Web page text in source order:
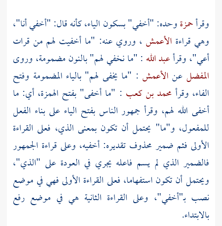
وقرأحمزةوحده: "أخفي" بسكون الياء، كأنه قال: "أخفي أنا"،
وهي قراءة الأعمش ، وروي عنه: "ما أخفيت لهم من قرات
أعي"، وقرأعبد الله : "ما نخفي لهم" بالنون مضمومة، وروى
المفضل عن الأعمش : "ما يخفى لهم" بالياء المضمومة وفتح
الفاء، وقرأ محمد بن كعب : "ما أخفى" بفتح الهمزة، أي: ما
أخفى الله لهم، وقرأ جمهور الناس بفتح الياء على بناء الفعل
للمفعول، و"ما" يحتمل أن تكون بمعنى الذي، فعلى القراءة
الأولى فثم ضمير محذوف تقديره: أخفيه، وعلى قراءة الجمهور
فالضمير الذي لم يسم فاعله يجري في العودة على "الذي"،
ويحتمل أن تكون استفهاما، فعلى القراءة الأولى فهي في موضع
نصب بـ"أخفي"، وعلى القراءة الثانية هي في موضع رفع
بالابتداء.